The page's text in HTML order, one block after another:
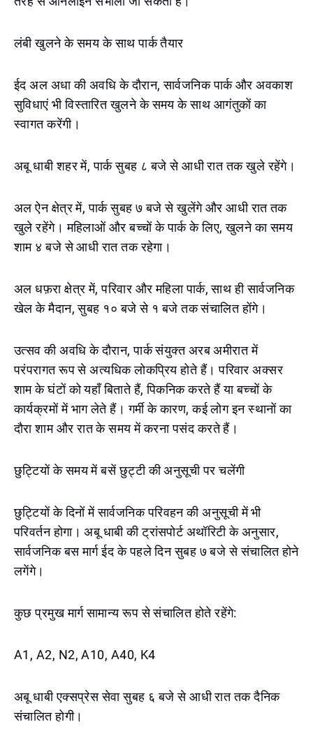
लंबी खुलने के समय के साथ पार्क तैयार
ईद अल अधा की अवधि के दौरान, सार्वजनिक पार्क और अवकाश
सुविधाएं भी विस्तारित खुलने के समय के साथ आगंतुकों का
स्वागत करेंगी।
अबू धाबी शहर में, पार्क सुबह ८ बजे से आधी रात तक खुले रहेंगे।
अल ऐन क्षेत्र में, पार्क सुबह ७ बजे से खुलेंगे और आधी रात तक
खुले रहेंगे। महिलाओं और बच्चों के पार्क के लिए, खुलने का समय
शाम ४ बजे से आधी रात तक रहेगा।
अल धफ़रा क्षेत्र में, परिवार और महिला पार्क, साथ ही सार्वजनिक
खेल के मैदान, सुबह १० बजे से १ बजे तक संचालित होंगे।
उत्सव की अवधि के दौरान, पार्क संयुक्त अरब अमीरात में
परंपरागत रूप से अत्यधिक लोकप्रिय होते हैं। परिवार अक्सर
शाम के घंटों को यहाँ बिताते हैं, पिकनिक करते हैं या बच्चों के
कार्यक्रमों में भाग लेते हैं। गर्मी के कारण, कई लोग इन स्थानों का
दौरा शाम और रात के समय में करना पसंद करते हैं।
छुट्टियों के समय में बसें छुट्टी की अनुसूची पर चलेंगी
छुट्टियों के दिनों में सार्वजनिक परिवहन की अनुसूची में भी
परिवर्तन होगा। अबू धाबी की ट्रांसपोर्ट अथॉरिटी के अनुसार,
सार्वजनिक बस मार्ग ईद के पहले दिन सुबह ७ बजे से संचालित होने
लगेंगे।
कुछ प्रमुख मार्ग सामान्य रूप से संचालित होते रहेंगे:
A1, A2, N2, A10, A40, K4
अबू धाबी एक्सप्रेस सेवा सुबह ६ बजे से आधी रात तक दैनिक
संचालित होगी।